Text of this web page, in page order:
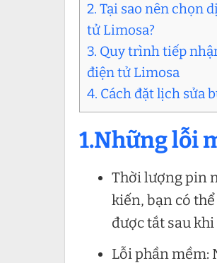
2. Tại sao nên chọn
tử Limosa?
3. Quy trình tiếp
điện tử Limosa
4. Cách đặt lịch sửa
1.Những lỗi
Thời lượng pin
kiến, bạn có
được tắt sau
Lỗi phần mềm: